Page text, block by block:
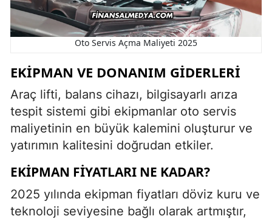
Oto Servis Açma Maliyeti 2025
EKIPMAN VE DONANIM GIDERLERI
Araç lifti, balans cihazı, bilgisayarlı arıza
tespit sistemi gibi ekipmanlar oto servis
maliyetinin en büyük kalemini oluşturur ve
yatırımın kalitesini doğrudan etkiler.
EKIPMAN FIYATLARI NE KADAR?
2025 yılında ekipman fiyatları döviz kuru ve
teknoloji seviyesine bağlı olarak artmıştır,